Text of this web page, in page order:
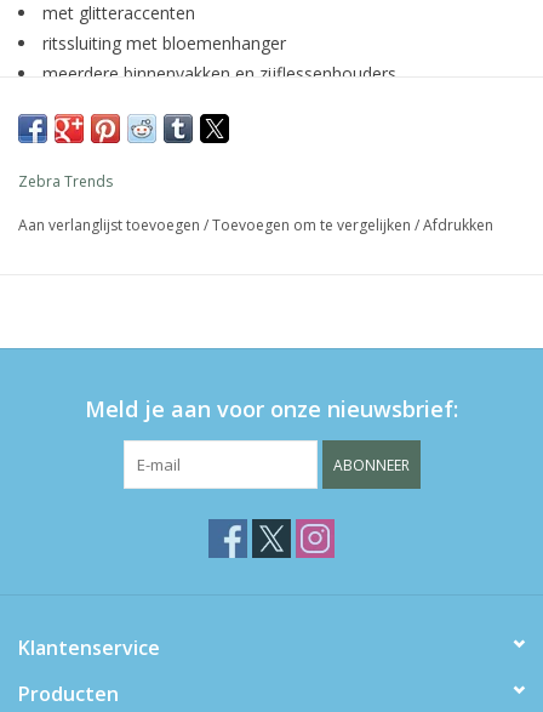
met glitteraccenten
ritssluiting met bloemenhanger
meerdere binnenvakken en zijflessenhouders
verstelbare schouderbanden met klikgesp aan de voorkant
Zebra Trends
Aan verlanglijst toevoegen /Toevoegen om te vergelijken /Afdrukken
Meld je aan voor onze nieuwsbrief:
ABONNEER
Klantenservice
Producten